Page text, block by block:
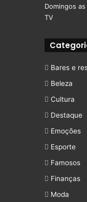
Domingos
TV
Bares e
Beleza
Cultura
Destaque
Emoções
Esporte
Famosos
Finanças
Moda